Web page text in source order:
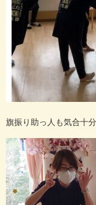
旗振り助っ人も気合十